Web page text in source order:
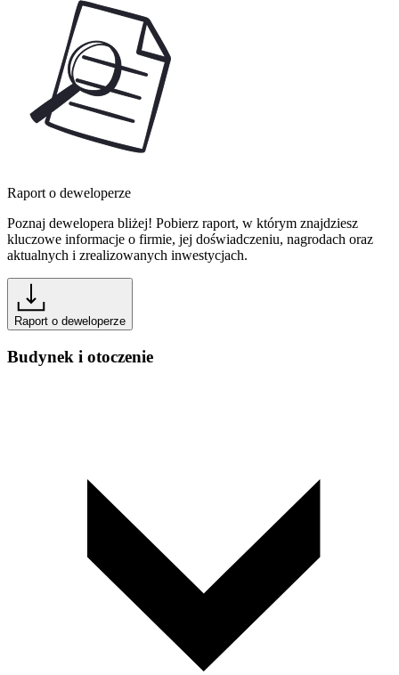
Raport o deweloperze
Poznaj dewelopera bliżej! Pobierz raport, w którym znajdziesz
kluczowe informacje o firmie, jej doświadczeniu, nagrodach oraz
aktualnych i zrealizowanych inwestycjach.
Raport o deweloperze
Budynek i otoczenie